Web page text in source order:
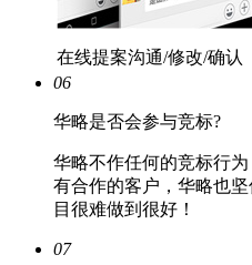
在线提案沟通/修改/确认
06
华略是否会参与竞标?
华略不作任何的竞标行
有合作的客户，华略也
目很难做到很好！
07